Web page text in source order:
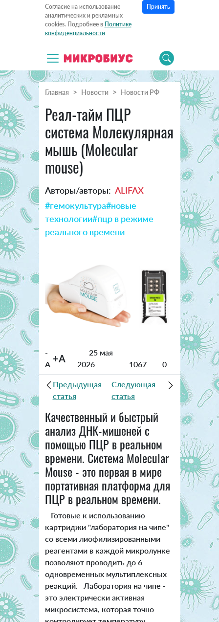
Согласие на использование
аналитических и рекламных
cookies. Подробнее в Политике
конфиденциальности
Принять
Главная Новости Новости РФ
Реал-тайм ПЦР
система Молекулярная
мышь (Molecular
mouse)
Авторы/авторы: ALIFAX
#гемокультура#новые
технологии#пцр в режиме
реального времени
-
A +A
25 мая
2026
1067 0
Предыдущая
статья
Следующая
статья
Качественный и быстрый
анализ ДНК-мишеней с
помощью ПЦР в реальном
времени. Система Molecular
Mouse - это первая в мире
портативная платформа для
ПЦР в реальном времени.
Готовые к использованию
картриджи "лаборатория на чипе"
со всеми лиофилизированными
реагентами в каждой микролунке
позволяют проводить до 6
одновременных мультиплексных
реакций. Лаборатория на чипе -
это электрически активная
микросистема, которая точно